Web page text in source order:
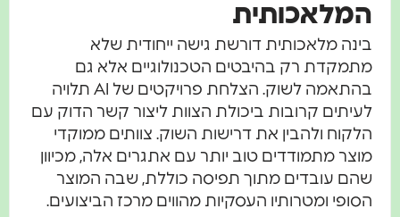
המלאכותית
בינה מלאכותית דורשת גישה ייחודית שלא
מתמקדת רק בהיבטים הטכנולוגיים אלא גם
בהתאמה לשוק. הצלחת פרויקטים של AI תלויה
לעיתים קרובות ביכולת הצוות ליצור קשר הדוק עם
הלקוח ולהבין את דרישות השוק. צוותים ממוקדי
מוצר מתמודדים טוב יותר עם אתגרים אלה, מכיוון
שהם עובדים מתוך תפיסה כוללת, שבה המוצר
הסופי ומטרותיו העסקיות מהווים מרכז הביצועים.